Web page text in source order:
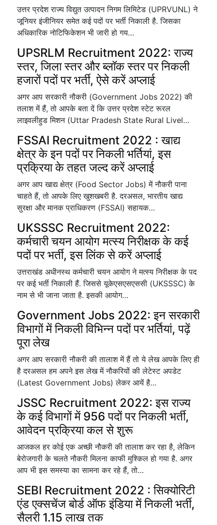
उत्तर प्रदेश राज्य विद्युत उत्पादन निगम लिमिटेड (UPRVUNL) ने
जूनियर इंजीनियर समेत कई पदों पर भर्ती निकाली है. जिसका
अधिकारिक नोटिफिकेशन भी जारी हो गय…
UPSRLM Recruitment 2022: राज्य
स्तर, जिला स्तर और ब्लॉक स्तर पर निकली
हजारों पदों पर भर्ती, ऐसे करें अप्लाई
अगर आप सरकारी नौकरी (Government Jobs 2022) की
तलाश में हैं, तो आपके बता दें कि उत्तर प्रदेश स्टेट रूरल
लाइवलीहुड मिशन (Uttar Pradesh State Rural Livel…
FSSAI Recruitment 2022 : खाद्य
क्षेत्र के इन पदों पर निकली भर्तियां, इस
प्रक्रिया के तहत जल्द करें अप्लाई
अगर आप खाद्य क्षेत्र (Food Sector Jobs) में नौकरी पाना
चाहते हैं, तो आपके लिए खुशखबरी है. दरअसल, भारतीय खाद्य
सुरक्षा और मानक प्राधिकरण (FSSAI) सहायक…
UKSSSC Recruitment 2022:
कर्मचारी चयन आयोग मत्स्य निरीक्षक के कई
पदों पर भर्ती, इस लिंक से करें अप्लाई
उत्तराखंड अधीनस्थ कर्मचारी चयन आयोग ने मत्स्य निरीक्षक के पद
पर कई भर्ती निकाली हैं. जिससे यूकेएसएसएससी (UKSSSC) के
नाम से भी जाना जाता है. इसकी आयोग…
Government Jobs 2022: इन सरकारी
विभागों में निकली विभिन्न पदों पर भर्तियां, पढ़ें
पूरा लेख
अगर आप सरकारी नौकरी की तालाश में हैं तो ये लेख आपके लिए ही
है दरअसल हम अपने इस लेख में नौकरियों की लेटेस्ट अपडेट
(Latest Government Jobs) लेकर आयें है…
JSSC Recruitment 2022: इस राज्य
के कई विभागों में 956 पदों पर निकली भर्ती,
आवेदन प्रक्रिया कल से शुरू
आजकल हर कोई एक अच्छी नौकरी की तालाश कर रहा है, लेकिन
बेरोजगारी के चलते नौकरी मिलना काफी मुश्किल हो गया है. अगर
आप भी इस समस्या का सामना कर रहे हैं, तो…
SEBI Recruitment 2022 : सिक्योरिटी
एंड एक्सचेंज बोर्ड ऑफ इंडिया में निकली भर्ती,
सैलरी 1.15 लाख तक